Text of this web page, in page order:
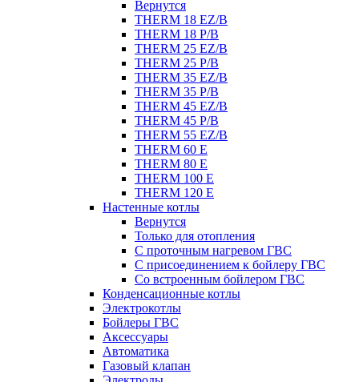
Вернутся
THERM 18 EZ/B
THERM 18 P/B
THERM 25 EZ/B
THERM 25 P/B
THERM 35 EZ/B
THERM 35 P/B
THERM 45 EZ/B
THERM 45 P/B
THERM 55 EZ/B
THERM 60 E
THERM 80 E
THERM 100 E
THERM 120 E
Настенные котлы
Вернутся
Только для отопления
С проточным нагревом ГВС
С присоединением к бойлеру ГВС
Со встроенным бойлером ГВС
Конденсационные котлы
Электрокотлы
Бойлеры ГВС
Аксессуары
Автоматика
Газовый клапан